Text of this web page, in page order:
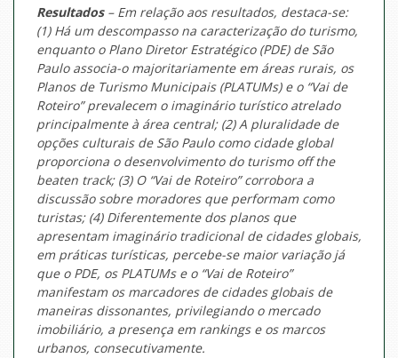
Resultados– Em relação aos resultados, destaca-se:
(1) Há um descompasso na caracterização do turismo,
enquanto o Plano Diretor Estratégico (PDE) de São
Paulo associa-o majoritariamente em áreas rurais, os
Planos de Turismo Municipais (PLATUMs) e o “Vai de
Roteiro” prevalecem o imaginário turístico atrelado
principalmente à área central; (2) A pluralidade de
opções culturais de São Paulo como cidade global
proporciona o desenvolvimento do turismo off the
beaten track; (3) O “Vai de Roteiro” corrobora a
discussão sobre moradores que performam como
turistas; (4) Diferentemente dos planos que
apresentam imaginário tradicional de cidades globais,
em práticas turísticas, percebe-se maior variação já
que o PDE, os PLATUMs e o “Vai de Roteiro”
manifestam os marcadores de cidades globais de
maneiras dissonantes, privilegiando o mercado
imobiliário, a presença em rankings e os marcos
urbanos, consecutivamente.